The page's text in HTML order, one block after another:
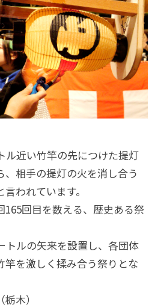
ル近い竹竿の先につけた提灯
、相手の提灯の火を消し合う
われています。
165回目を数える、歴史ある祭
トルの矢来を設置し、各団体
竿を激しく揉み合う祭りとな
木）